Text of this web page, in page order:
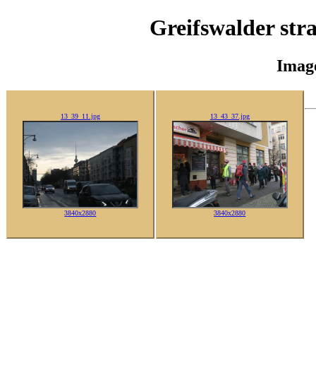
Greifswalder
13_39_11.jpg
3840x2880
13_43_37.jpg
3840x2880